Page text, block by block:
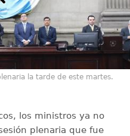
la tarde de este martes.
los ministros ya no
plenaria que fue